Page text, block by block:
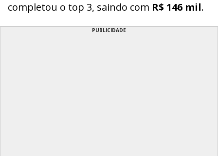
completou o top 3, saindo com R$ 146 mil.
PUBLICIDADE